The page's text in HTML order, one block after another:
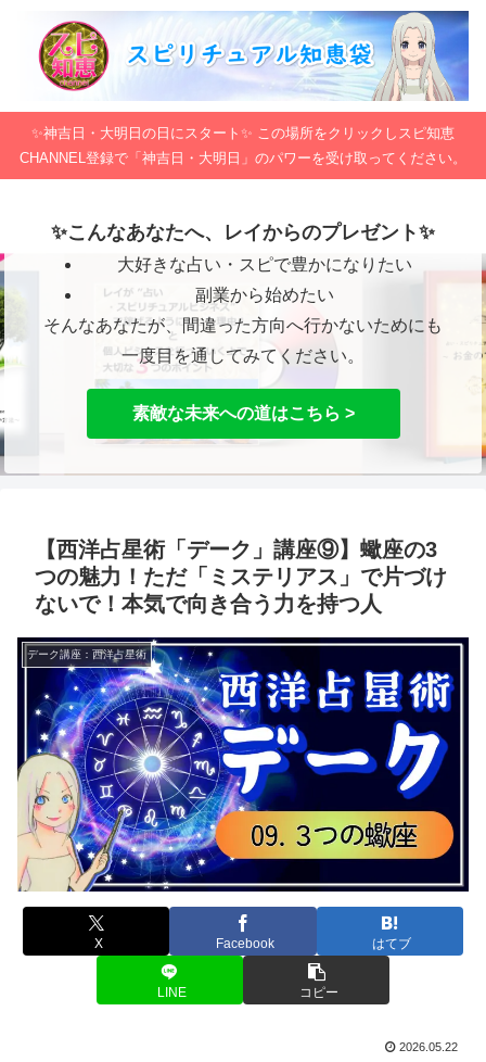
✨神吉日・大明日の日にスタート✨ この場所をクリックしスピ知恵
CHANNEL登録で「神吉日・大明日」のパワーを受け取ってください。
✨こんなあなたへ、レイからのプレゼント✨
大好きな占い・スピで豊かになりたい
副業から始めたい
そんなあなたが、間違った方向へ行かないためにも
一度目を通してみてください。
素敵な未来への道はこちら >
【西洋占星術「デーク」講座⑨】蠍座の3
つの魅力！ただ「ミステリアス」で片づけ
ないで！本気で向き合う力を持つ人
デーク講座：西洋占星術
X Facebook はてブ
LINE コピー
2026.05.22